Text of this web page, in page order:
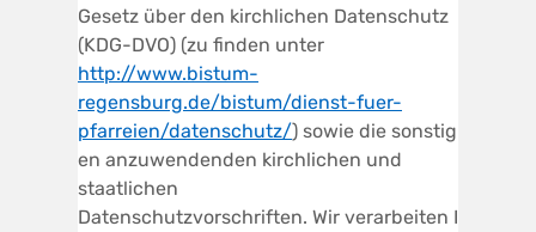
Gesetz über den kirchlichen Datenschutz
(KDG-DVO) (zu finden unter
http://www.bistum-
regensburg.de/bistum/dienst-fuer-
pfarreien/datenschutz/) sowie die sonstig
en anzuwendenden kirchlichen und
staatlichen
Datenschutzvorschriften. Wir verarbeiten I